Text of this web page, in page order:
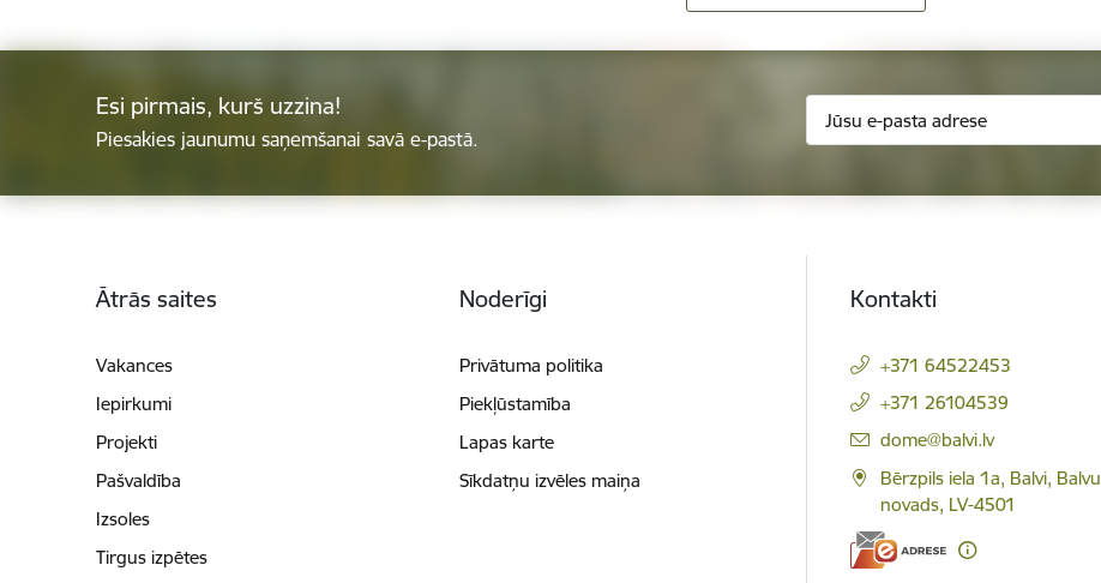
Esi pirmais, kurš uzzina!
Piesakies jaunumu saņemšanai savā e-pastā.
Ātrās saites
Vakances
Iepirkumi
Projekti
Pašvaldība
Izsoles
Tirgus izpētes
Noderīgi
Privātuma politika
Piekļūstamība
Lapas karte
Sīkdatņu izvēles maiņa
Kontakti
+371 64522453
+371 26104539
E-pasts:
dome@balvi.lv
Bērzpils iela 1a, Balvi, Balvu
novads, LV-4501